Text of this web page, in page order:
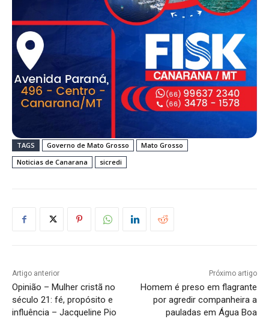
TAGS Governo de Mato Grosso
Mato Grosso
Noticias de Canarana
sicredi
Artigo anterior
Opinião – Mulher cristã no
século 21: fé, propósito e
influência – Jacqueline Pio
Próximo artigo
Homem é preso em flagrante
por agredir companheira a
pauladas em Água Boa